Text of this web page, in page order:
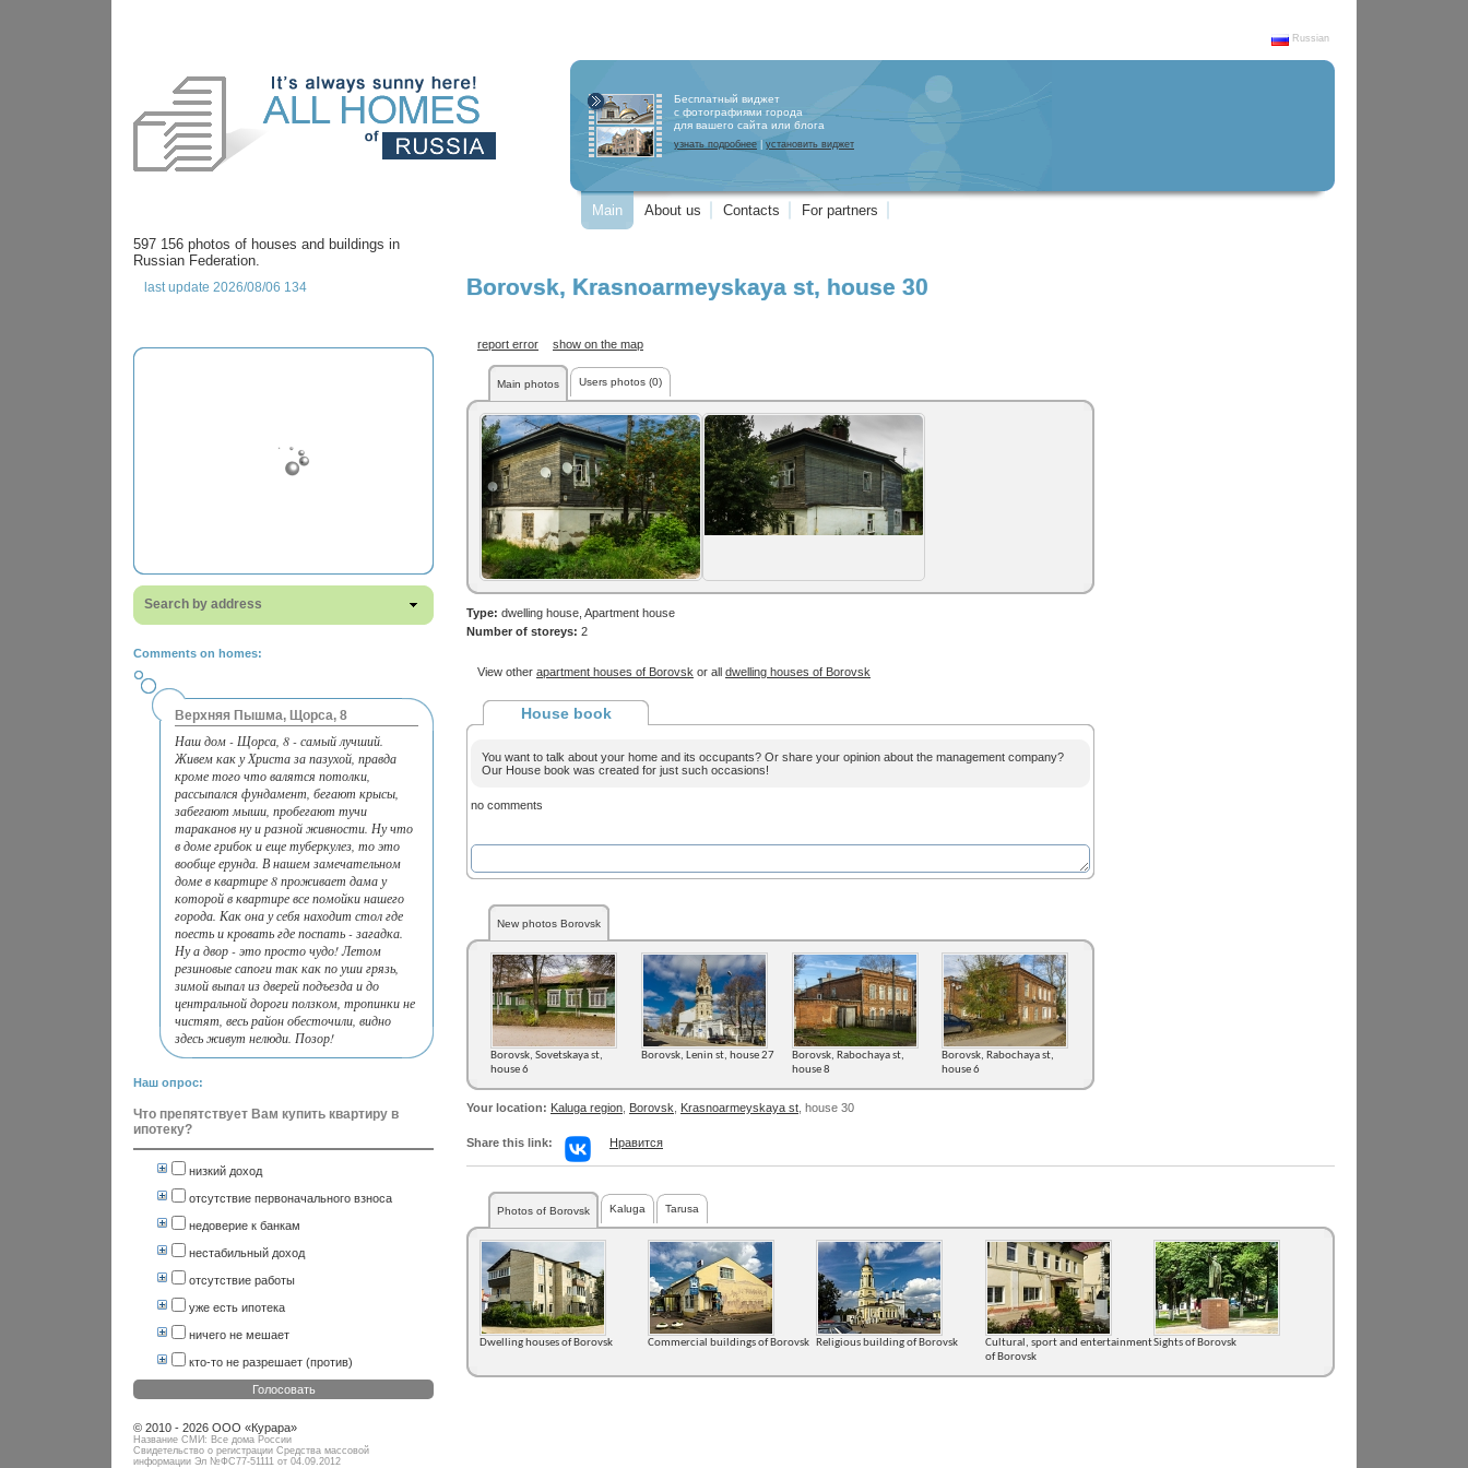
Russian
Бесплатный виджет
с фотографиями города
для вашего сайта или блога
узнать подробнее установить виджет
Main About us Contacts For partners
597 156 photos of houses and buildings in
Russian Federation.
last update 2026/08/06 134
Search by address
Comments on homes:
Верхняя Пышма, Щорса, 8
Наш дом - Щорса, 8 - самый лучший.
Живем как у Христа за пазухой, правда
кроме того что валятся потолки,
рассыпался фундамент, бегают крысы,
забегают мыши, пробегают тучи
тараканов ну и разной живности. Ну что
в доме грибок и еще туберкулез, то это
вообще ерунда. В нашем замечательном
доме в квартире 8 проживает дама у
которой в квартире все помойки нашего
города. Как она у себя находит стол где
поесть и кровать где поспать - загадка.
Ну а двор - это просто чудо! Летом
резиновые сапоги так как по уши грязь,
зимой выпал из дверей подъезда и до
центральной дороги ползком, тропинки не
чистят, весь район обесточили, видно
здесь живут нелюди. Позор!
Наш опрос:
Что препятствует Вам купить квартиру в
ипотеку?
низкий доход
отсутствие первоначального взноса
недоверие к банкам
нестабильный доход
отсутствие работы
уже есть ипотека
ничего не мешает
кто-то не разрешает (против)
Голосовать
Borovsk, Krasnoarmeyskaya st, house 30
report error show on the map
Main photos Users photos (0)
Type: dwelling house, Apartment house
Number of storeys: 2
View other apartment houses of Borovsk or all dwelling houses of Borovsk
House book
You want to talk about your home and its occupants? Or share your opinion about the management company?
Our House book was created for just such occasions!
no comments
New photos Borovsk
Borovsk, Sovetskaya st,
house 6
Borovsk, Lenin st, house 27
Borovsk, Rabochaya st,
house 8
Borovsk, Rabochaya st,
house 6
Your location: Kaluga region Borovsk Krasnoarmeyskaya st , house 30
Share this link: Нравится
Photos of Borovsk Kaluga Tarusa
Dwelling houses of Borovsk Commercial buildings of Borovsk Religious building of Borovsk
Cultural, sport and entertainment
of Borovsk
Sights of Borovsk
© 2010 - 2026 ООО «Курара»
Название СМИ: Все дома России
Свидетельство о регистрации Средства массовой
информации Эл №ФC77-51111 от 04.09.2012